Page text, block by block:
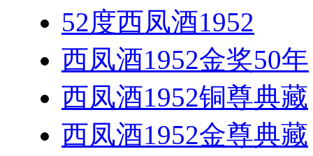
52度西凤酒1952
西凤酒1952金奖50年
西凤酒1952铜尊典藏
西凤酒1952金尊典藏